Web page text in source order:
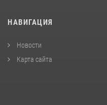
НАВИГАЦИЯ
Новости
Карта сайта